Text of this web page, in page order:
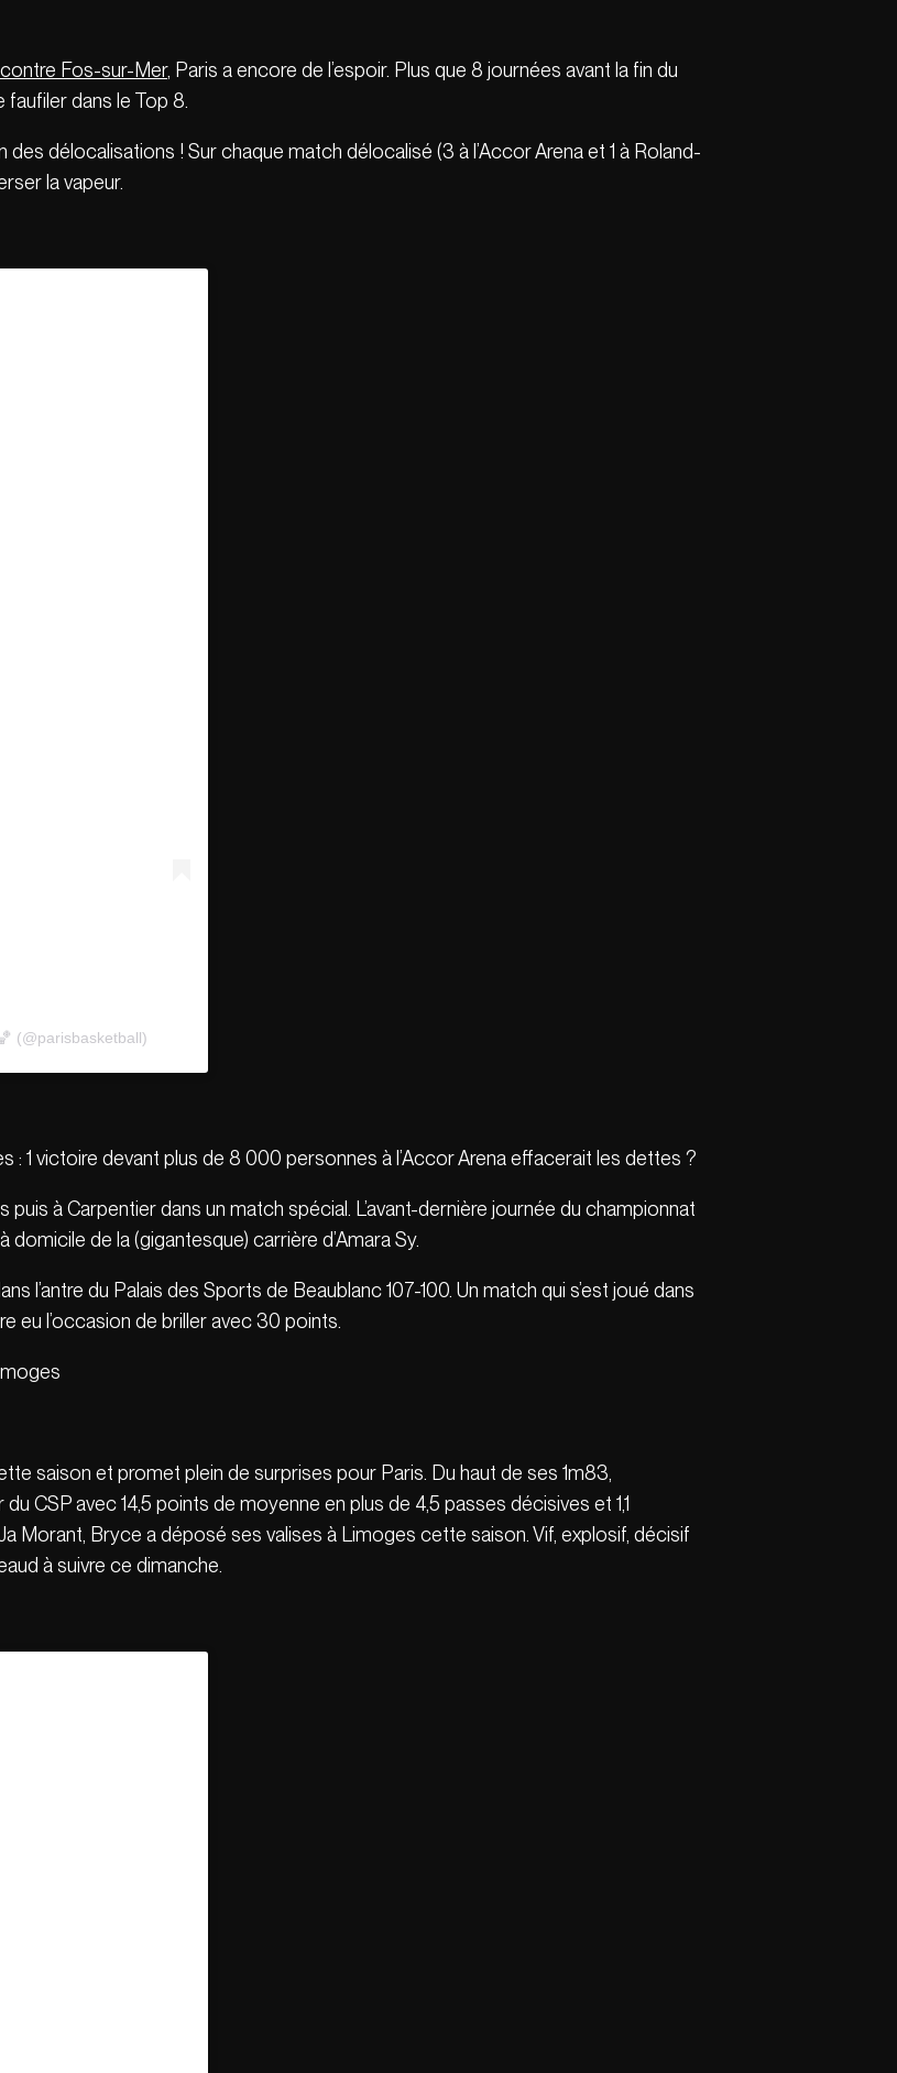
Fos-sur-Mer, Paris a encore de l’espoir. Plus que 8 journées avant la fin du
dans le Top 8.
délocalisations ! Sur chaque match délocalisé (3 à l’Accor Arena et 1 à Roland-
la vapeur.
(@parisbasketball)
1 victoire devant plus de 8 000 personnes à l’Accor Arena effacerait les dettes ?
puis à Carpentier dans un match spécial. L’avant-dernière journée du championnat
de la (gigantesque) carrière d’Amara Sy.
l’antre du Palais des Sports de Beaublanc 107-100. Un match qui s’est joué dans
eu l’occasion de briller avec 30 points.
saison et promet plein de surprises pour Paris. Du haut de ses 1m83,
CSP avec 14,5 points de moyenne en plus de 4,5 passes décisives et 1,1
Morant, Bryce a déposé ses valises à Limoges cette saison. Vif, explosif, décisif
à suivre ce dimanche.